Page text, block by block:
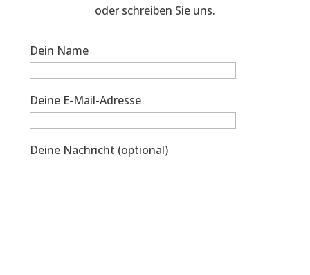
oder schreiben Sie uns.
Dein Name
Deine E-Mail-Adresse
Deine Nachricht (optional)